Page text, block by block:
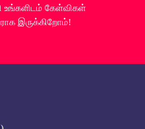
உங்களிடம் கேள்விகள்
இருக்கிறோம்!